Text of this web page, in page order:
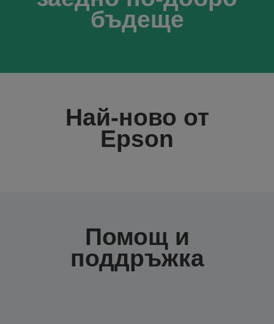
бъдеще
Най-ново от
Epson
Помощ и
поддръжка